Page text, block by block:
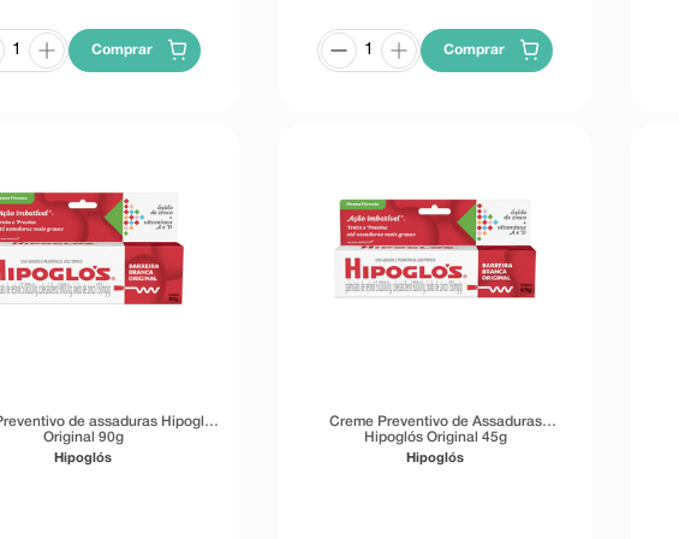
Comprar Comprar
de assaduras Hipoglos
Original 90g
Hipoglós
Creme Preventivo de Assaduras
Hipoglós Original 45g
Hipoglós